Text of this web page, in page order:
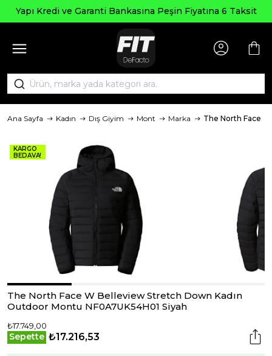
Yapı Kredi ve Garanti Bankasına Peşin Fiyatına 6 Taksit
Ana Sayfa Kadın Dış Giyim Mont Marka The North Face
KARGO
BEDAVA!
The North Face W Belleview Stretch Down Kadın
Outdoor Montu NF0A7UK54H01 Siyah
₺17.749,00
Sepette ₺17.216,53